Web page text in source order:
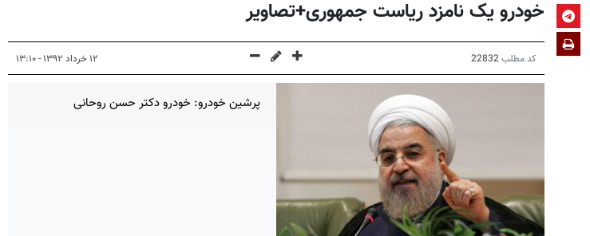
خودرو یک نامزد ریاست جمهوری+تصاویر
کد مطلب22832 ۱۲ خرداد ۱۳۹۲ - ۱۳:۱۰
پرشین خودرو: خودرو دکتر حسن روحانی